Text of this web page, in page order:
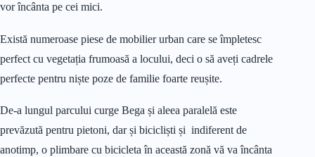
vor încânta pe cei mici.
Există numeroase piese de mobilier urban care se împletesc
perfect cu vegetația frumoasă a locului, deci o să aveți cadrele
perfecte pentru niște poze de familie foarte reușite.
De-a lungul parcului curge Bega și aleea paralelă este
prevăzută pentru pietoni, dar și bicicliști și indiferent de
anotimp, o plimbare cu bicicleta în această zonă vă va încânta